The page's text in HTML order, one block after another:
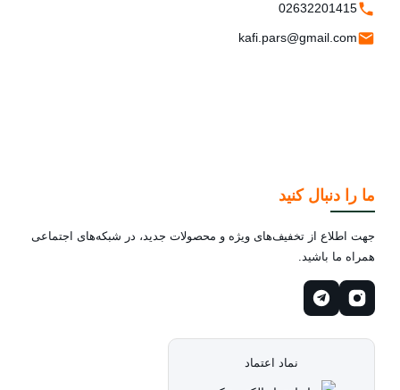
02632201415
kafi.pars@gmail.com
ما را دنبال کنید
جهت اطلاع از تخفیف‌های ویژه و محصولات جدید، در شبکه‌های اجتماعی
همراه ما باشید.
نماد اعتماد